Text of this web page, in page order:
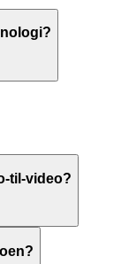
til-video?